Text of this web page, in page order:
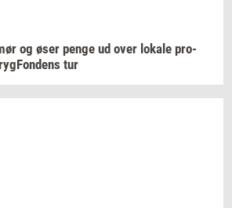
og øser penge ud over lo­ka­le pro­
tur